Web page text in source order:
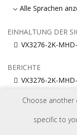
Choose
specific to
Alle Sprachen
EINHALTUNG DER
VX3276-2K-
BERICHTE
VX3276-2K-
TREIBER &
Standard
Standard